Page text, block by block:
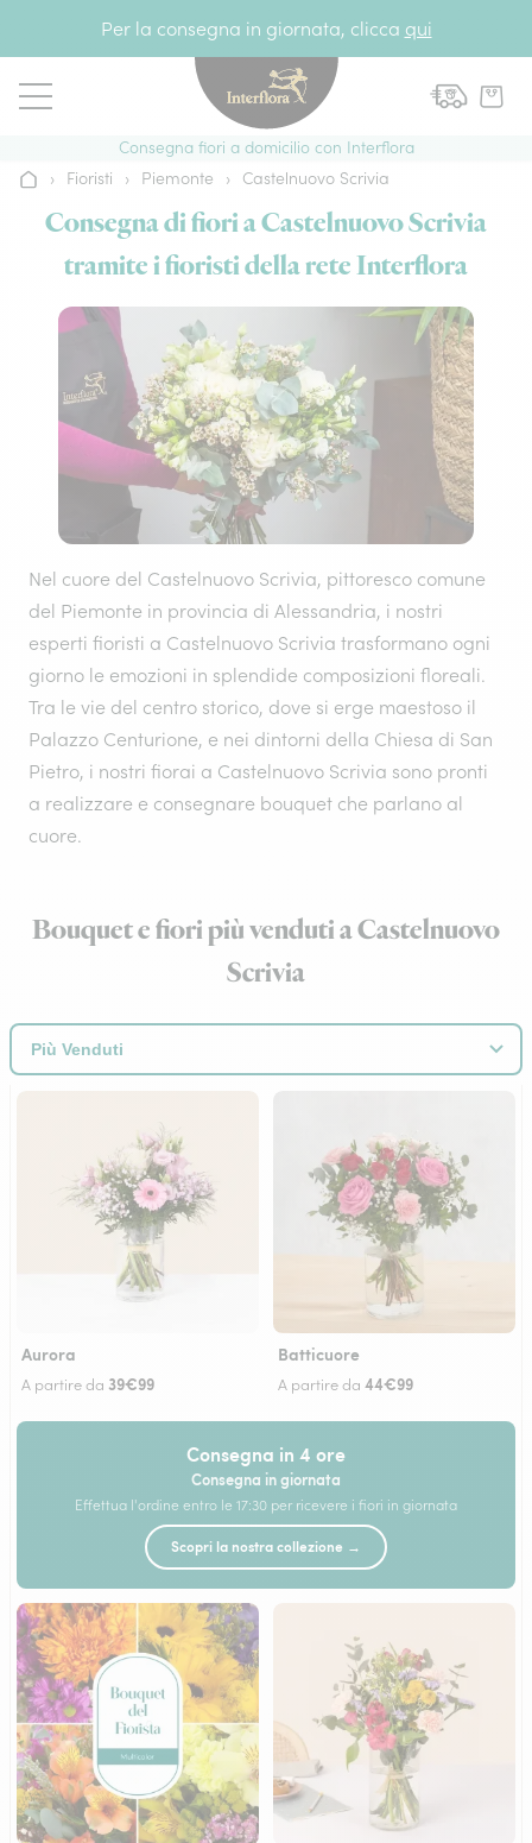
Per la consegna in giornata, clicca qui
Consegna fiori a domicilio con Interflora
Home› Fioristi › Piemonte › Castelnuovo Scrivia
Consegna di fiori a Castelnuovo Scrivia
tramite i fioristi della rete Interflora
Nel cuore del Castelnuovo Scrivia, pittoresco comune
del Piemonte in provincia di Alessandria, i nostri
esperti fioristi a Castelnuovo Scrivia trasformano ogni
giorno le emozioni in splendide composizioni floreali.
Tra le vie del centro storico, dove si erge maestoso il
Palazzo Centurione, e nei dintorni della Chiesa di San
Pietro, i nostri fiorai a Castelnuovo Scrivia sono pronti
a realizzare e consegnare bouquet che parlano al
cuore.
Bouquet e fiori più venduti a Castelnuovo
Scrivia
Aurora
A partire da 39€99
Batticuore
A partire da 44€99
Consegna in 4 ore
Consegna in giornata
Effettua l'ordine entro le 17:30 per ricevere i fiori in giornata
Scopri la nostra collezione →